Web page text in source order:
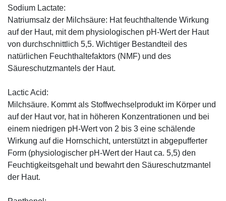
Sodium Lactate:
Natriumsalz der Milchsäure: Hat feuchthaltende Wirkung
auf der Haut, mit dem physiologischen pH-Wert der Haut
von durchschnittlich 5,5. Wichtiger Bestandteil des
natürlichen Feuchthaltefaktors (NMF) und des
Säureschutzmantels der Haut.
Lactic Acid:
Milchsäure. Kommt als Stoffwechselprodukt im Körper und
auf der Haut vor, hat in höheren Konzentrationen und bei
einem niedrigen pH-Wert von 2 bis 3 eine schälende
Wirkung auf die Hornschicht, unterstützt in abgepufferter
Form (physiologischer pH-Wert der Haut ca. 5,5) den
Feuchtigkeitsgehalt und bewahrt den Säureschutzmantel
der Haut.